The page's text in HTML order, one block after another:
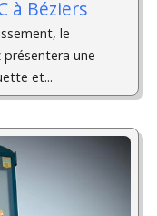
à Béziers
le
une
et...